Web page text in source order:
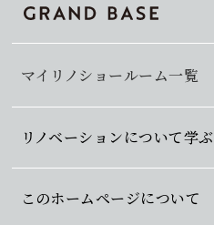
マイリノショールーム一覧
リノベーションについて学ぶ
このホームページについて